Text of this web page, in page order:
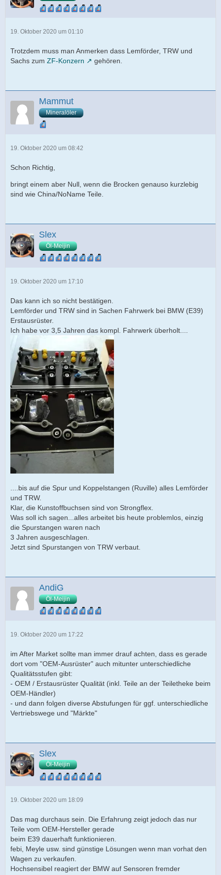
19. Oktober 2020 um 01:10
Trotzdem muss man Anmerken dass Lemförder, TRW und
Sachs zum ZF-Konzern gehören.
Mammut
Mineralöler
19. Oktober 2020 um 08:42
Schon Richtig,
bringt einem aber Null, wenn die Brocken genauso kurzlebig
sind wie China/NoName Teile.
Slex
Öl-Meijin
19. Oktober 2020 um 17:10
Das kann ich so nicht bestätigen.
Lemförder und TRW sind in Sachen Fahrwerk bei BMW (E39)
Erstausrüster.
Ich habe vor 3,5 Jahren das kompl. Fahrwerk überholt....
....bis auf die Spur und Koppelstangen (Ruville) alles Lemförder
und TRW.
Klar, die Kunstoffbuchsen sind von Strongflex.
Was soll ich sagen...alles arbeitet bis heute problemlos, einzig
die Spurstangen waren nach
3 Jahren ausgeschlagen.
Jetzt sind Spurstangen von TRW verbaut.
AndiG
Öl-Meijin
19. Oktober 2020 um 17:22
im After Market sollte man immer drauf achten, dass es gerade
dort vom "OEM-Ausrüster" auch mitunter unterschiedliche
Qualitätsstufen gibt:
- OEM / Erstausrüster Qualität (inkl. Teile an der Teiletheke beim
OEM-Händler)
- und dann folgen diverse Abstufungen für ggf. unterschiedliche
Vertriebswege und "Märkte"
Slex
Öl-Meijin
19. Oktober 2020 um 18:09
Das mag durchaus sein. Die Erfahrung zeigt jedoch das nur
Teile vom OEM-Hersteller gerade
beim E39 dauerhaft funktionieren.
febi, Meyle usw. sind günstige Lösungen wenn man vorhat den
Wagen zu verkaufen.
Hochsensibel reagiert der BMW auf Sensoren fremder